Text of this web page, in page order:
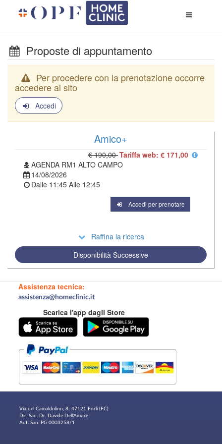
di
Proposte di appuntamento
Per procedere con la prenotazione occorre
accedere al sito
Accedi
Amico+
€ 190,00Tariffa web: € 171,00
AGENDA RM1 ALTO CAMPO
14/08/2026
Dalle 11:45 Alle 12:45
Accedi per prenotare
Raffina la ricerca
Disponibilità Successive
Assistenza tecnica:
assistenza@homeclinic.it
Scarica l'app dagli Store
Via del Camaldolino, 8; 47121 Forlì (FC)
Dir. San. Dr. Davide Dell'Amore
Aut. San. PG 0003258/1